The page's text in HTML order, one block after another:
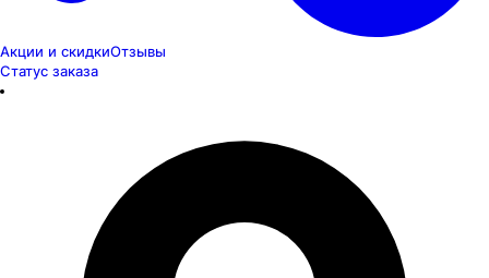
Акции и скидкиОтзывы
Статус заказа